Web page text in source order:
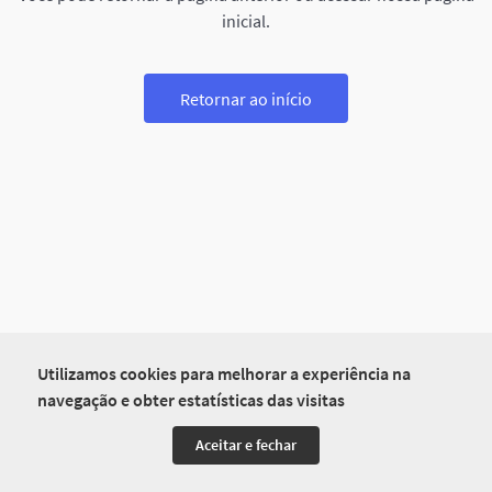
Utilizamos cookies para melhorar a experiência na
navegação e obter estatísticas das visitas
Aceitar e fechar
inicial.
Retornar ao início